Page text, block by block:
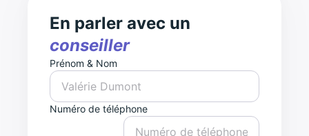
En parler avec un
conseiller
Prénom & Nom
Numéro de téléphone